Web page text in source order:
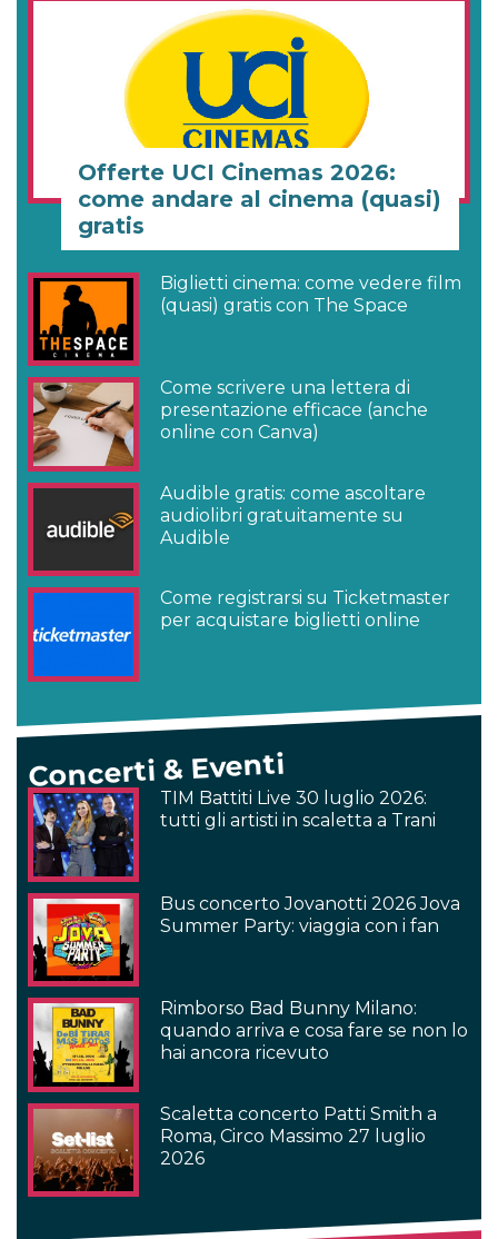
Offerte UCI Cinemas 2026:
come andare al cinema (quasi)
gratis
Biglietti cinema: come vedere film
(quasi) gratis con The Space
Come scrivere una lettera di
presentazione efficace (anche
online con Canva)
Audible gratis: come ascoltare
audiolibri gratuitamente su
Audible
Come registrarsi su Ticketmaster
per acquistare biglietti online
Concerti & Eventi
TIM Battiti Live 30 luglio 2026:
tutti gli artisti in scaletta a Trani
Bus concerto Jovanotti 2026 Jova
Summer Party: viaggia con i fan
Rimborso Bad Bunny Milano:
quando arriva e cosa fare se non lo
hai ancora ricevuto
Scaletta concerto Patti Smith a
Roma, Circo Massimo 27 luglio
2026